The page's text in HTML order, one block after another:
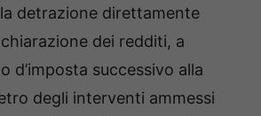
detrazione direttamente
dei redditi, a
d’imposta successivo alla
degli interventi ammessi